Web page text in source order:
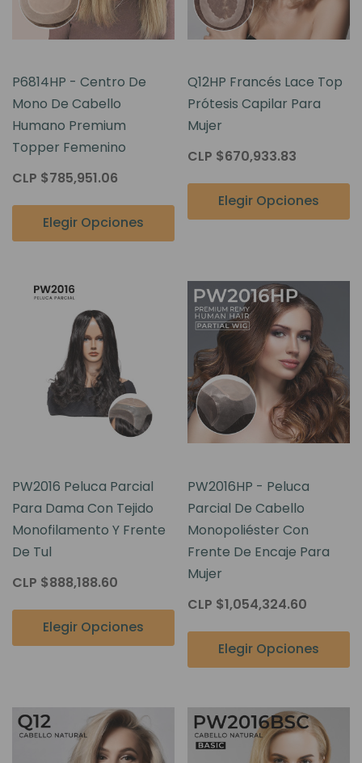
P6814HP - Centro De
Mono De Cabello
Humano Premium
Topper Femenino
CLP $785,951.06
Elegir Opciones
Q12HP Francés Lace Top
Prótesis Capilar Para
Mujer
CLP $670,933.83
Elegir Opciones
PW2016 Peluca Parcial
Para Dama Con Tejido
Monofilamento Y Frente
De Tul
CLP $888,188.60
Elegir Opciones
PW2016HP - Peluca
Parcial De Cabello
Monopoliéster Con
Frente De Encaje Para
Mujer
CLP $1,054,324.60
Elegir Opciones